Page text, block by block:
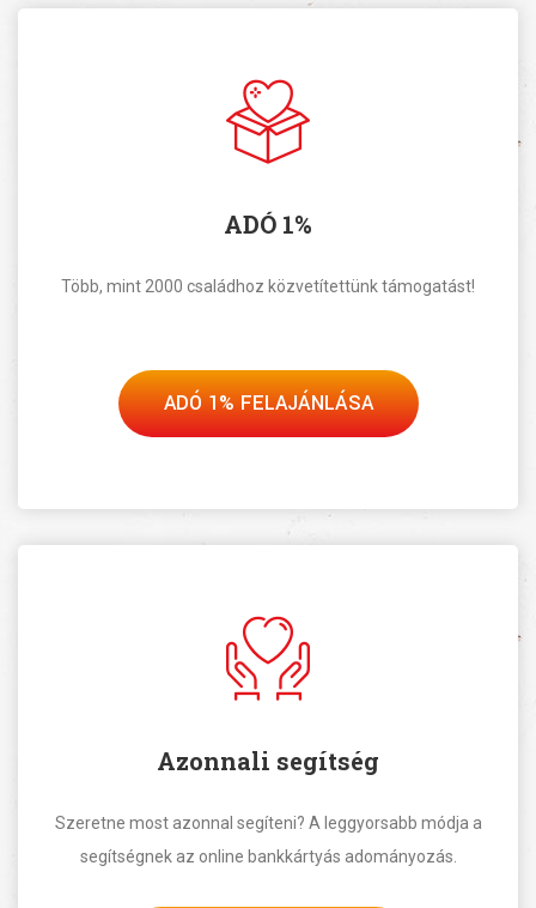
ADÓ 1%
Több, mint 2000 családhoz közvetítettünk támogatást!
ADÓ 1% FELAJÁNLÁSA
Azonnali segítség
Szeretne most azonnal segíteni? A leggyorsabb módja a
segítségnek az online bankkártyás adományozás.